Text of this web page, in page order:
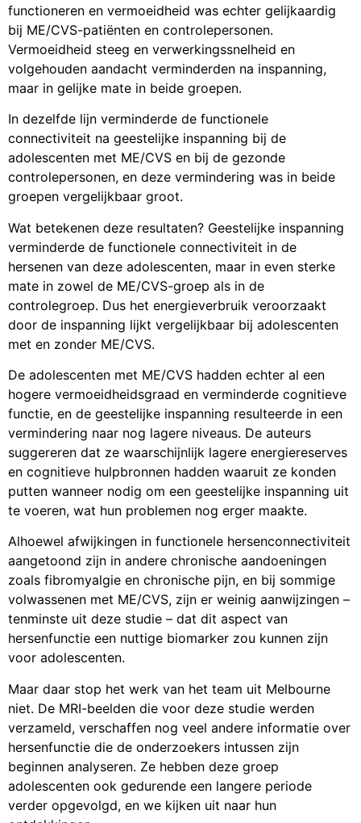
functioneren en vermoeidheid was echter gelijkaardig
bij ME/CVS-patiënten en controlepersonen.
Vermoeidheid steeg en verwerkingssnelheid en
volgehouden aandacht verminderden na inspanning,
maar in gelijke mate in beide groepen.
In dezelfde lijn verminderde de functionele
connectiviteit na geestelijke inspanning bij de
adolescenten met ME/CVS en bij de gezonde
controlepersonen, en deze vermindering was in beide
groepen vergelijkbaar groot.
Wat betekenen deze resultaten? Geestelijke inspanning
verminderde de functionele connectiviteit in de
hersenen van deze adolescenten, maar in even sterke
mate in zowel de ME/CVS-groep als in de
controlegroep. Dus het energieverbruik veroorzaakt
door de inspanning lijkt vergelijkbaar bij adolescenten
met en zonder ME/CVS.
De adolescenten met ME/CVS hadden echter al een
hogere vermoeidheidsgraad en verminderde cognitieve
functie, en de geestelijke inspanning resulteerde in een
vermindering naar nog lagere niveaus. De auteurs
suggereren dat ze waarschijnlijk lagere energiereserves
en cognitieve hulpbronnen hadden waaruit ze konden
putten wanneer nodig om een geestelijke inspanning uit
te voeren, wat hun problemen nog erger maakte.
Alhoewel afwijkingen in functionele hersenconnectiviteit
aangetoond zijn in andere chronische aandoeningen
zoals fibromyalgie en chronische pijn, en bij sommige
volwassenen met ME/CVS, zijn er weinig aanwijzingen –
tenminste uit deze studie – dat dit aspect van
hersenfunctie een nuttige biomarker zou kunnen zijn
voor adolescenten.
Maar daar stop het werk van het team uit Melbourne
niet. De MRI-beelden die voor deze studie werden
verzameld, verschaffen nog veel andere informatie over
hersenfunctie die de onderzoekers intussen zijn
beginnen analyseren. Ze hebben deze groep
adolescenten ook gedurende een langere periode
verder opgevolgd, en we kijken uit naar hun